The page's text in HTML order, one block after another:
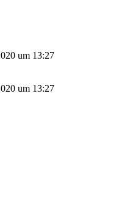
um 13:27
um 13:27